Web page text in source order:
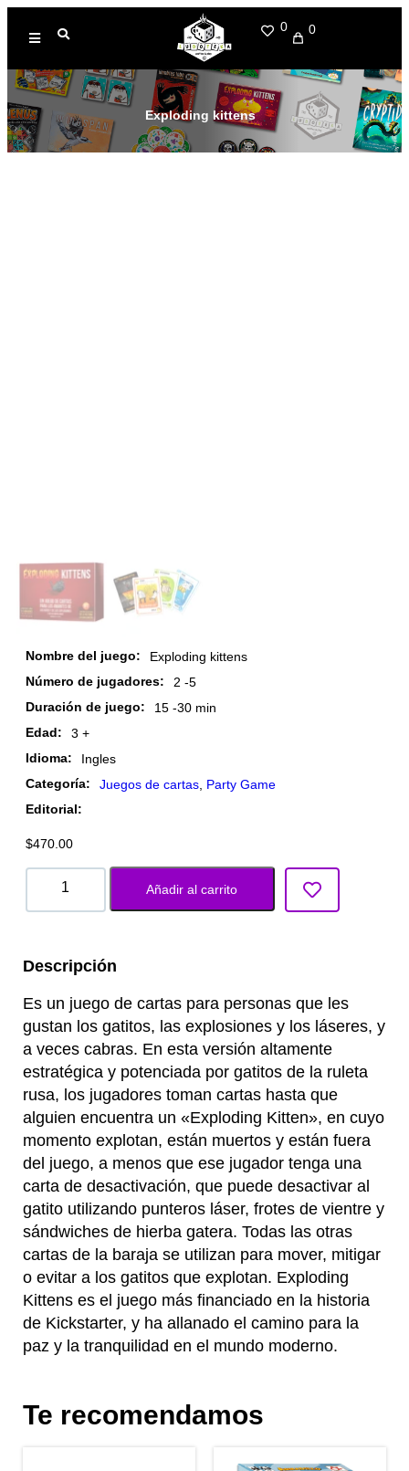
0 0
Exploding kittens
Nombre del juego:
Exploding kittens
Número de jugadores:
2 -5
Duración de juego:
15 -30 min
Edad:
3 +
Idioma:
Ingles
Categoría:
Juegos de cartas Party Game
Editorial:
$470.00
Añadir al carrito
Descripción
Es un juego de cartas para personas que les
gustan los gatitos, las explosiones y los láseres, y
a veces cabras. En esta versión altamente
estratégica y potenciada por gatitos de la ruleta
rusa, los jugadores toman cartas hasta que
alguien encuentra un «Exploding Kitten», en cuyo
momento explotan, están muertos y están fuera
del juego, a menos que ese jugador tenga una
carta de desactivación, que puede desactivar al
gatito utilizando punteros láser, frotes de vientre y
sándwiches de hierba gatera. Todas las otras
cartas de la baraja se utilizan para mover, mitigar
o evitar a los gatitos que explotan. Exploding
Kittens es el juego más financiado en la historia
de Kickstarter, y ha allanado el camino para la
paz y la tranquilidad en el mundo moderno.
Te recomendamos